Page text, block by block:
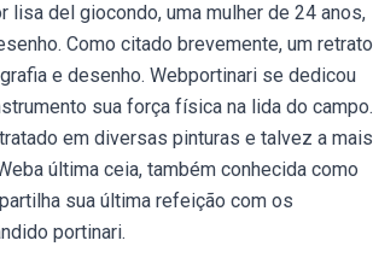
del giocondo, uma mulher de 24 anos,
Como citado brevemente, um retrato
e desenho. Webportinari se dedicou
sua força física na lida do campo.
em diversas pinturas e talvez a mais
última ceia, também conhecida como
sua última refeição com os
portinari.